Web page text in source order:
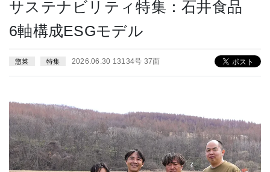
サステナビリティ特集：石井食品
6軸構成ESGモデル
惣菜 特集 2026.06.30 13134号 37面